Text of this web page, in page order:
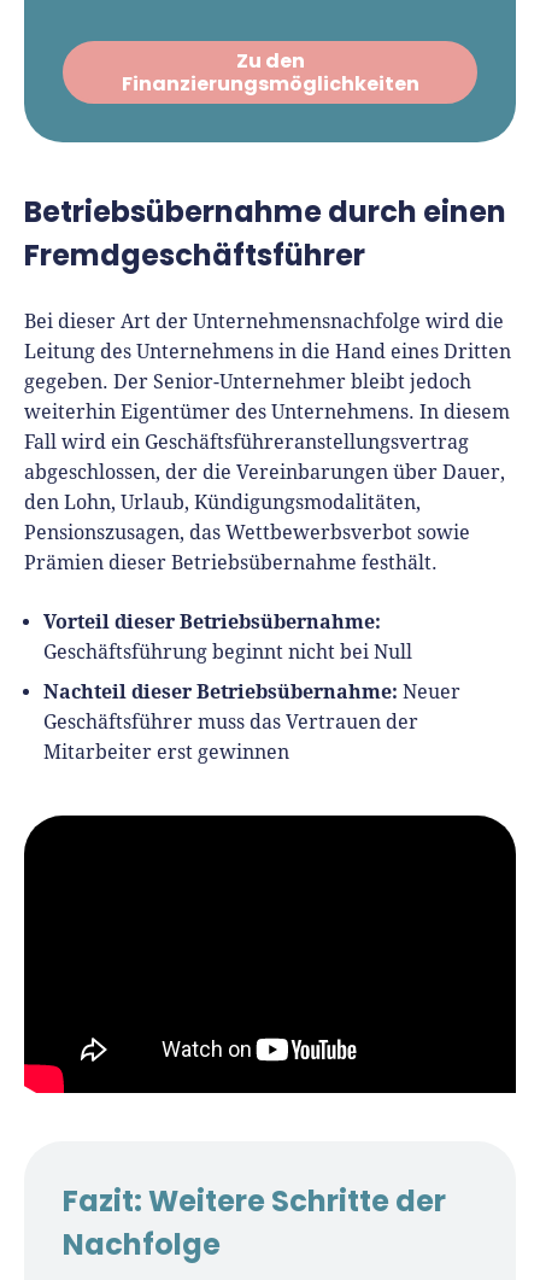
Zu den
Finanzierungsmöglichkeiten
Betriebsübernahme durch einen
Fremdgeschäftsführer
Bei dieser Art der Unternehmensnachfolge wird die
Leitung des Unternehmens in die Hand eines Dritten
gegeben. Der Senior-Unternehmer bleibt jedoch
weiterhin Eigentümer des Unternehmens. In diesem
Fall wird ein Geschäftsführeranstellungsvertrag
abgeschlossen, der die Vereinbarungen über Dauer,
den Lohn, Urlaub, Kündigungsmodalitäten,
Pensionszusagen, das Wettbewerbsverbot sowie
Prämien dieser Betriebsübernahme festhält.
Vorteil dieser Betriebsübernahme:
Geschäftsführung beginnt nicht bei Null
Nachteil dieser Betriebsübernahme: Neuer
Geschäftsführer muss das Vertrauen der
Mitarbeiter erst gewinnen
Fazit: Weitere Schritte der
Nachfolge